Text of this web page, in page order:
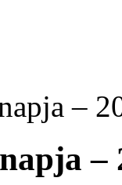
–
–